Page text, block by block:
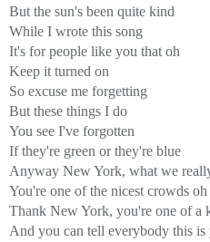
But the sun's been quite kind
While I wrote this song
It's for people like you that oh
Keep it turned on
So excuse me forgetting
But these things I do
You see I've forgotten
If they're green or they're blue
Anyway New York, what we
You're one of the nicest crowds
Thank New York, you're one of a
And you can tell everybody this is